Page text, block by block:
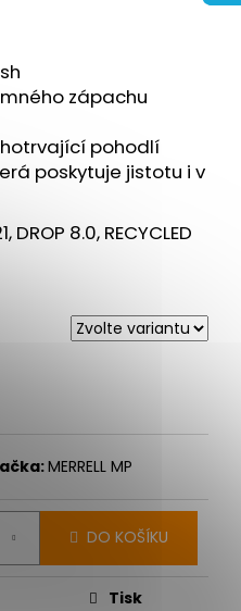
zápachu
pohodlí
poskytuje jistotu i v
8.0, RECYCLED
MERRELL MP
DO KOŠÍKU
Tisk